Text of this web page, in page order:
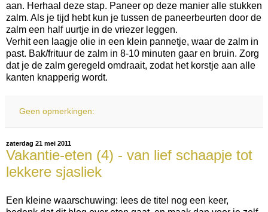
aan. Herhaal deze stap. Paneer op deze manier alle stukken
zalm. Als je tijd hebt kun je tussen de paneerbeurten door de
zalm een half uurtje in de vriezer leggen.
Verhit een laagje olie in een klein pannetje, waar de zalm in
past. Bak/frituur de zalm in 8-10 minuten gaar en bruin. Zorg
dat je de zalm geregeld omdraait, zodat het korstje aan alle
kanten knapperig wordt.
Geen opmerkingen:
zaterdag 21 mei 2011
Vakantie-eten (4) - van lief schaapje tot
lekkere sjasliek
Een kleine waarschuwing: lees de titel nog een keer,